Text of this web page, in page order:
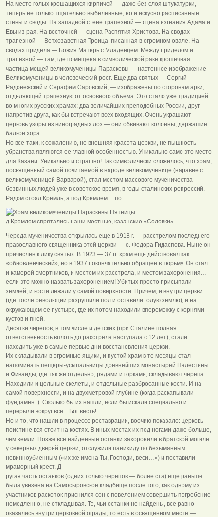
На месте голых крошащихся кирпичей — даже без слоя штукатурки, —
теперь не только тщательно выбеленные, но и искусно расписанные
стены и своды. На западной стене трапезной — сцена изгнания Адама и
Евы из рая. На восточной — сцена Распятия Христова. На сводах
трапезной — Ветхозаветная Троица, писанная в огромном овале. На
сводах придела — Божия Матерь с Младенцем. Между приделом и
трапезной — там, где помещена в символической раке крошечная
частица мощей великомученицы Параскевы — настенное изображение
Великомученицы в человеческий рост. Еще два святых — Сергий
Радонежский и Серафим Саровский, — изображены по сторонам арки,
отделяющей трапезную от основного объема. Это стало уже традицией
во многих русских храмах: два величайших преподобных России, друг
напротив друга, как бы встречают всех входящих. Очень украшают
церковь узоры из виноградных лоз — они обвивают колонны, держащие
балкон хора.
Но все-таки, к сожалению, не внешняя красота церкви, не пышность
убранства являются ее главной особенностью. Уникально само это место
для Казани. Уникально и страшно! Так символически сложилось, что храм,
посвященный самой почитаемой в народе великомученице (наравне с
великомученицей Варварой), стал местом массового мученичества
безвинных людей уже в советское время, в годы сталинских репрессий.
Рядом стоял Кремль, а под Кремлем… по
д Кремлем спрятались наши местные, казанские «Соловки».
Череда мученичества открылась еще в 1918 г. — расстрелом последнего
православного священника этой церкви — о. Федора Гидаспова. Ныне он
причислен к лику святых. В 1923 — 37 гг. храм еще действовал как
«обновленческий», но в 1937 г окончательно обращен в тюрьму. Он стал
и камерой смертников, и местом их расстрела, и местом захоронения…
если это можно назвать захоронением! Убитых просто присыпали
землей, и кости лежали у самой поверхности. Причем, и внутри церкви
(где после революции разрушили пол и оставили голую землю), и на
окружающем ее пустыре, где их потом находили вперемежку с корнями
кустов и пней.
Десятки черепов, в том числе и детских (при Сталине полная
ответственность вплоть до расстрела наступала с 12 лет), стали
находить уже в самые первые дни восстановления церкви.
Их складывали в огромные ящики, и пустой храм в те месяцы стал
напоминать пещеры-усыпальницы древнейших монастырей Палестины
и Фиваиды, где так же отдельно, рядами и горками, складывают черепа.
Находили и цельные скелеты, и отдельные разбросанные кости. И на
самой поверхности, и на двухметровой глубине (когда раскапывали
фундамент). Сколько бы их нашли, если бы искали специально и
перерыли вокруг все... Бог весть!
Но и то, что нашли в процессе реставрации, воочию показало: церковь
поистине вся стоит на костях. В иных местах их под ногами даже больше,
чем земли. Позже все найденные останки захоронили в братской могиле
у северных дверей церкви, отслужили панихиду по безымянным
невинноубиенным («их же имена Ты, Господи, веси…») и поставили
мраморный крест. Д
ругая часть останков (одних только черепов — более ста) еще раньше
была увезена на Самосыровское кладбище после того, как одному из
участников раскопок приснился сон с повелением совершить погребение
немедленно, не откладывая. Те, чьи останки не найдены, все равно
оказались внутри церковной ограды, то есть в освященном месте —